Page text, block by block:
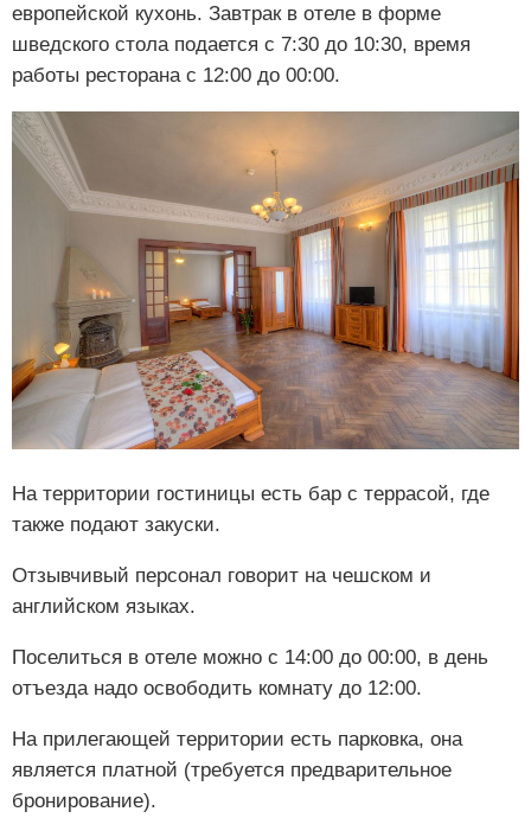
европейской кухонь. Завтрак в отеле в форме
шведского стола подается с 7:30 до 10:30, время
работы ресторана с 12:00 до 00:00.
На территории гостиницы есть бар с террасой, где
также подают закуски.
Отзывчивый персонал говорит на чешском и
английском языках.
Поселиться в отеле можно с 14:00 до 00:00, в день
отъезда надо освободить комнату до 12:00.
На прилегающей территории есть парковка, она
является платной (требуется предварительное
бронирование).